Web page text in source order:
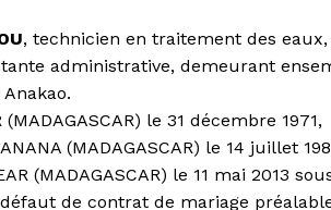
, technicien en traitement des
administrative, demeurant
le 31 décembre 1971,
(MADAGASCAR) le 14 juillet
(MADAGASCAR) le 11 mai 2013
de contrat de mariage